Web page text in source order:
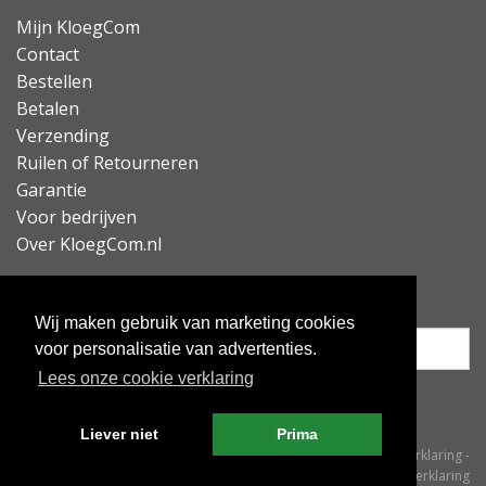
Wij maken gebruik van marketing cookies
voor personalisatie van advertenties.
Lees onze cookie verklaring
Liever niet Prima
Mijn KloegCom
Contact
Bestellen
Betalen
Verzending
Ruilen of Retourneren
Garantie
Voor bedrijven
Over KloegCom.nl
Algemene voorwaarden-Cookieverklaring-
Privacyverklaring